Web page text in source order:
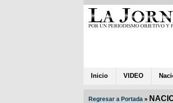
Inicio VIDEO
Regresar a Portada »